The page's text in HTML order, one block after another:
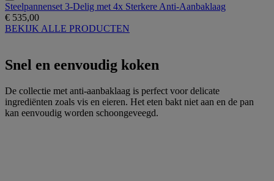
Steelpannenset 3-Delig met 4x Sterkere Anti-Aanbaklaag
€ 535,00
BEKIJK ALLE PRODUCTEN
Snel en eenvoudig koken
De collectie met anti-aanbaklaag is perfect voor delicate
ingrediënten zoals vis en eieren. Het eten bakt niet aan en de pan
kan eenvoudig worden schoongeveegd.